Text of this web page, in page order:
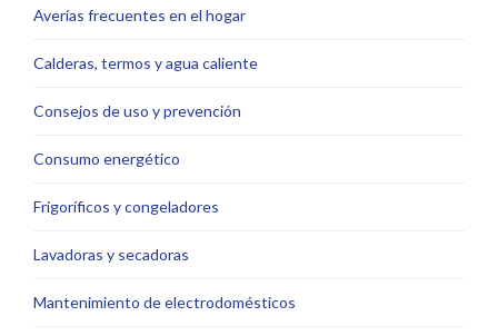
Averías frecuentes en el hogar
Calderas, termos y agua caliente
Consejos de uso y prevención
Consumo energético
Frigoríficos y congeladores
Lavadoras y secadoras
Mantenimiento de electrodomésticos